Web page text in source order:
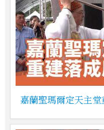
嘉蘭聖瑪爾定天主